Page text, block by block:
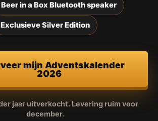
in a Box Bluetooth speaker
Exclusieve Silver Edition
mijn Adventskalender
2026
jaar uitverkocht. Levering ruim voor
december.